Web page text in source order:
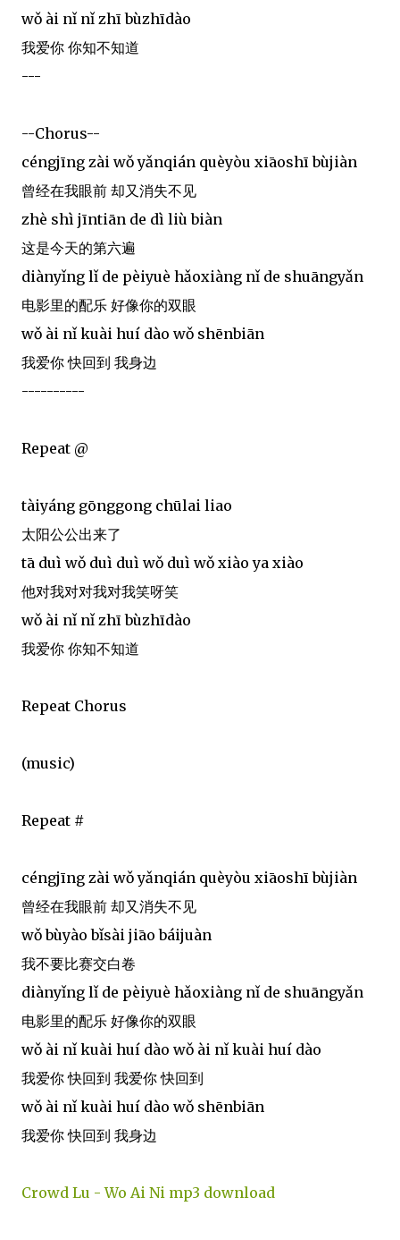
wǒ ài nǐ nǐ zhī bùzhīdào
我爱你 你知不知道
---
--Chorus--
céngjīng zài wǒ yǎnqián quèyòu xiāoshī bùjiàn
曾经在我眼前 却又消失不见
zhè shì jīntiān de dì liù biàn
这是今天的第六遍
diànyǐng lǐ de pèiyuè hǎoxiàng nǐ de shuāngyǎn
电影里的配乐 好像你的双眼
wǒ ài nǐ kuài huí dào wǒ shēnbiān
我爱你 快回到 我身边
----------
Repeat @
tàiyáng gōnggong chūlai liao
太阳公公出来了
tā duì wǒ duì duì wǒ duì wǒ xiào ya xiào
他对我对对我对我笑呀笑
wǒ ài nǐ nǐ zhī bùzhīdào
我爱你 你知不知道
Repeat Chorus
(music)
Repeat #
céngjīng zài wǒ yǎnqián quèyòu xiāoshī bùjiàn
曾经在我眼前 却又消失不见
wǒ bùyào bǐsài jiāo báijuàn
我不要比赛交白卷
diànyǐng lǐ de pèiyuè hǎoxiàng nǐ de shuāngyǎn
电影里的配乐 好像你的双眼
wǒ ài nǐ kuài huí dào wǒ ài nǐ kuài huí dào
我爱你 快回到 我爱你 快回到
wǒ ài nǐ kuài huí dào wǒ shēnbiān
我爱你 快回到 我身边
Crowd Lu - Wo Ai Ni mp3 download